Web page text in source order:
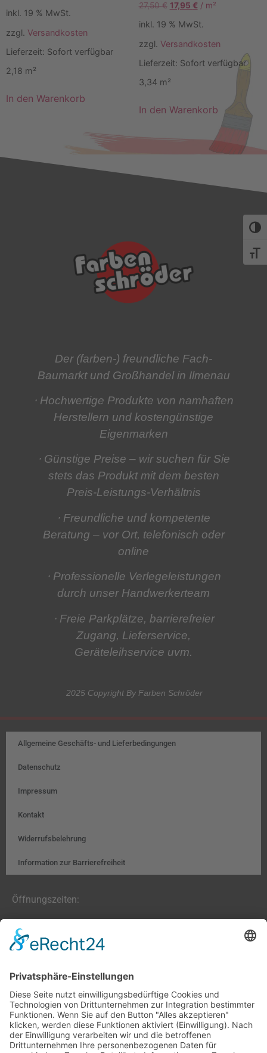
inkl. 19 % MwSt.
zzgl. Versandkosten
Lieferzeit: Sofort verfügbar
2,18 m²
In den Warenkorb
27,50€ 17,95 € / m²
inkl. 19 % MwSt.
zzgl. Versandkosten
Lieferzeit: Sofort verfügbar
3,34 m²
In den Warenkorb
Der (farben-) freundliche Fach-
Baumarkt und Großhandel in Ilmenau
⋅ Hochwertige Produkte von namhaften
Herstellern und kostengünstige
Eigenmarken
⋅ Günstige Preise – wir suchen für Sie
stets das Produkt mit dem besten
Preis-Leistungs-Verhältnis
⋅ Freundliche und kompetente
Beratung – vor Ort, telefonisch oder
online
⋅ Professionelle Verlegeleistungen
durch unser Handwerkerteam
⋅ Freie Parkplätze, barrierefreier
Zugang, Lieferservice,
Geräteleihservice uvm.
2025 Copyright By Farben Schröder
Allgemeine Geschäfts- und Lieferbedingungen
Datenschutz
Impressum
Kontakt
Widerrufsbelehrung
Information zur Barrierefreiheit
Öffnungszeiten:
Farben, Tapeten, Bodenbeläge:
Mo. – Fr. 8:00 – 18:00 Uhr
Hobby- und Künstlerbedarf:
Mo., Mi., Fr. 10:00 – 15:00 Uhr
Di., Do. 13:00 – 18:00 Uhr
Sa. 9:00 – 12:00 Uhr